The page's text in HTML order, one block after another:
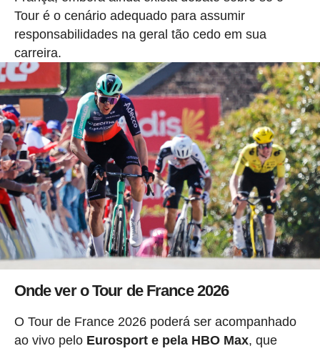
Tour é o cenário adequado para assumir
responsabilidades na geral tão cedo em sua
carreira.
Onde ver o Tour de France 2026
O Tour de France 2026 poderá ser acompanhado
ao vivo pelo Eurosport e pela HBO Max, que